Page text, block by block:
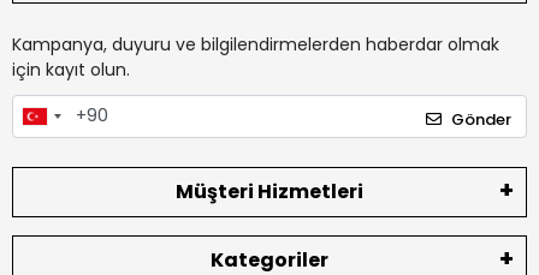
Kampanya, duyuru ve bilgilendirmelerden haberdar olmak
için kayıt olun.
Gönder
Müşteri Hizmetleri
Kategoriler